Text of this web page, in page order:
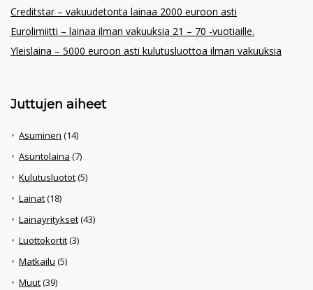
Creditstar – vakuudetonta lainaa 2000 euroon asti
Eurolimiitti – lainaa ilman vakuuksia 21 – 70 -vuotiaille.
Yleislaina – 5000 euroon asti kulutusluottoa ilman vakuuksia
Juttujen aiheet
Asuminen (14)
Asuntolaina (7)
Kulutusluotot(5)
Lainat(18)
Lainayritykset(43)
Luottokortit(3)
Matkailu (5)
Muut(39)